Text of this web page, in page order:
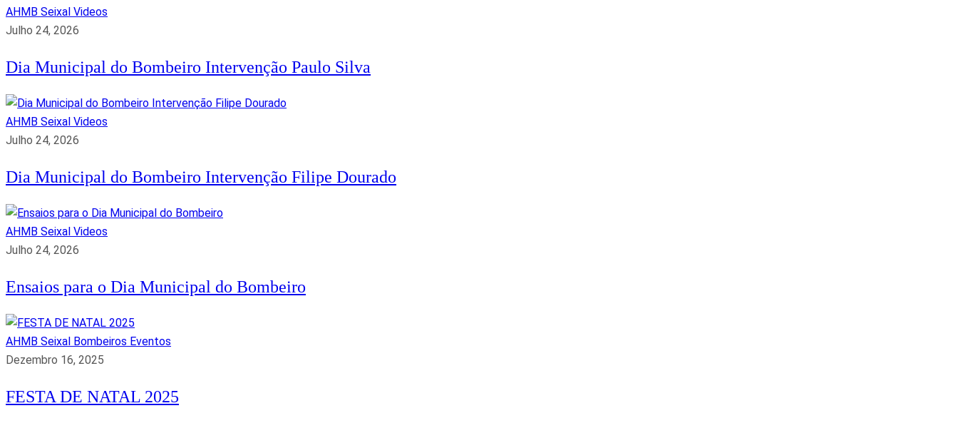
AHMB Seixal Videos
Julho 24, 2026
Dia Municipal do Bombeiro Intervenção Paulo Silva
AHMB Seixal Videos
Julho 24, 2026
Dia Municipal do Bombeiro Intervenção Filipe Dourado
AHMB Seixal Videos
Julho 24, 2026
Ensaios para o Dia Municipal do Bombeiro
AHMB Seixal Bombeiros Eventos
Dezembro 16, 2025
FESTA DE NATAL 2025